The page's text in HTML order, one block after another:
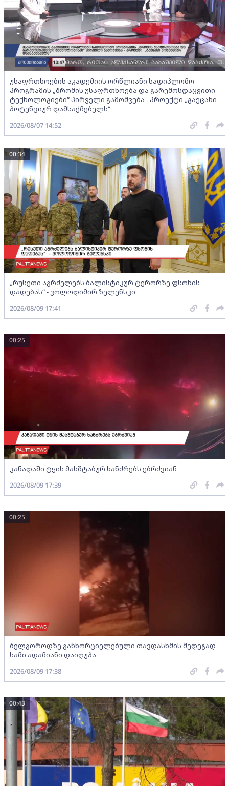
უსაფრთხოების აკადემიის ორწლიანი სადიპლომო
პროგრამის „შრომის უსაფრთხოება და გარემოსდაცვითი
ტექნოლოგიები“ პირველი გამოშვება - პროექტი „გაეცანი
პოტენციურ დამსაქმებელს“
2026/08/07 14:52
„რუსეთი აგრძელებს ბალისტიკურ ტერორზე ფსონის
დადებას“ - ვოლოდიმირ ზელენსკი
00:34
2026/08/09 17:41
კანადაში ტყის მასშტაბურ ხანძრებს ებრძვიან
00:25
2026/08/09 17:39
ბელგოროდზე განხორციელებული თავდასხმის შედეგად
სამი ადამიანი დაიღუპა
00:25
2026/08/09 17:38
00:43